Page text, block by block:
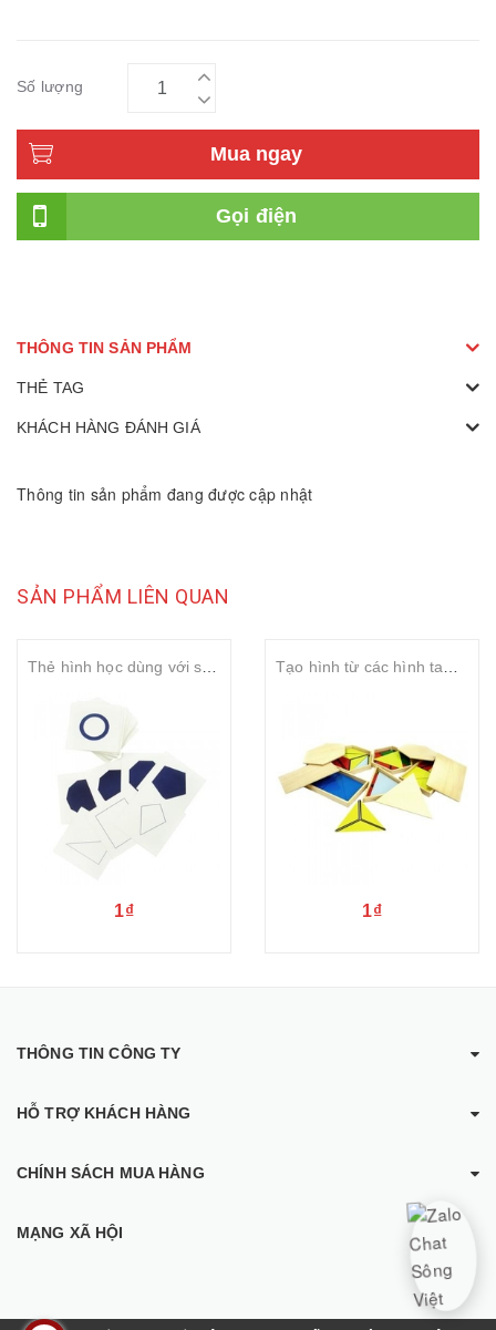
Số lượng
Mua ngay
Gọi điện
THÔNG TIN SẢN PHẨM
THẺ TAG
KHÁCH HÀNG ĐÁNH GIÁ
Thông tin sản phẩm đang được cập nhật
SẢN PHẨM LIÊN QUAN
1₫ 1₫
THÔNG TIN CÔNG TY
HỖ TRỢ KHÁCH HÀNG
CHÍNH SÁCH MUA HÀNG
MẠNG XÃ HỘI